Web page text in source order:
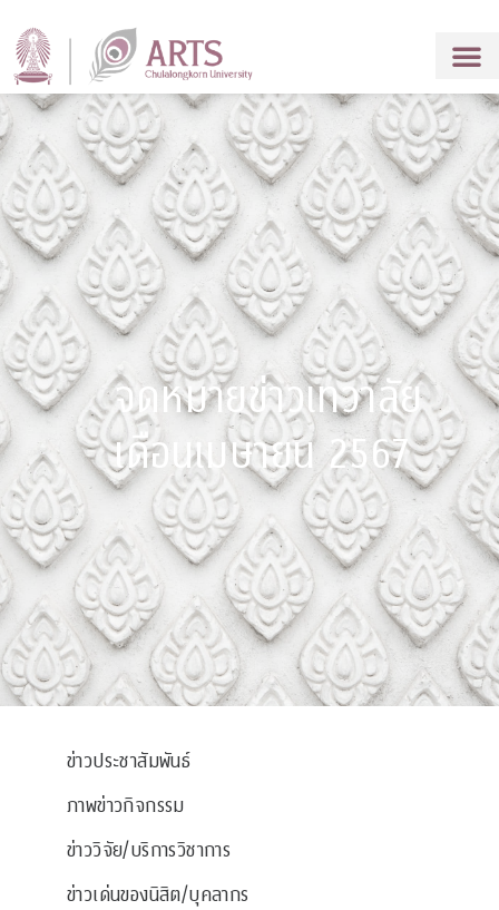
จดหมายข่าวเทวาลัย
เดือนเมษายน 2567
ข่าวประชาสัมพันธ์
ภาพข่าวกิจกรรม
ข่าววิจัย/บริการวิชาการ
ข่าวเด่นของนิสิต/บุคลากร